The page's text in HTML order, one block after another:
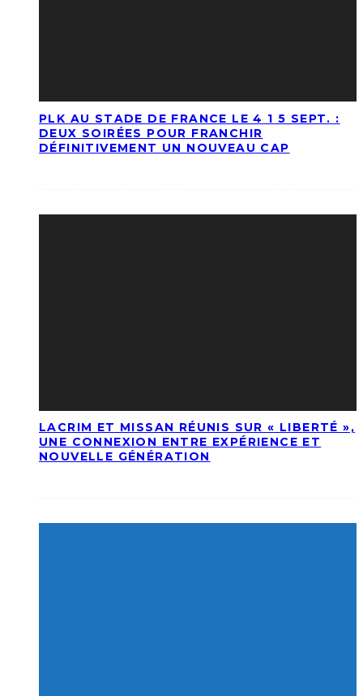
PLK AU STADE DE FRANCE LE 4 1 5 SEPT. :
DEUX SOIRÉES POUR FRANCHIR
DÉFINITIVEMENT UN NOUVEAU CAP
LACRIM ET MISSAN RÉUNIS SUR « LIBERTÉ »,
UNE CONNEXION ENTRE EXPÉRIENCE ET
NOUVELLE GÉNÉRATION